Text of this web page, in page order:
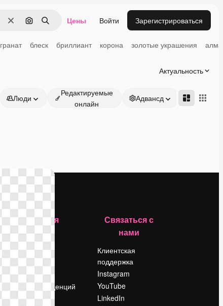
ОчиститьПоиск по изображению
Поиск Цены Войти Зарегистрироваться
гранат блеск бриллиант корона золотые украшения
Актуальность
Люди
Редактируемые
онлайн
Адвансд
Компания
О нас
Вакансии
Поиск тенденций
Блог
Связаться с
нами
Клиентская
поддержка
Instagram
YouTube
LinkedIn